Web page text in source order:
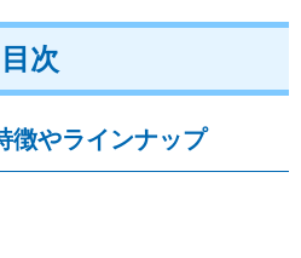
目次
徴やラインナップ